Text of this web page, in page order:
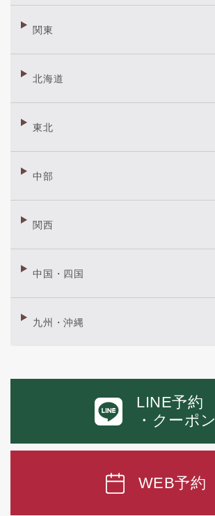
関東
北海道
東北
中部
関西
中国・四国
九州・沖縄
LINE予約
・クーポン
WEB予約